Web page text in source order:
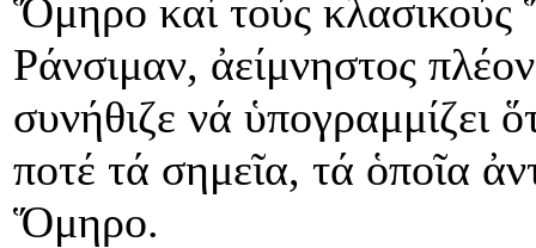
Ὅμηρο καί τούς
Ράνσιμαν, ἀείμνηστος
συνήθιζε νά
ποτέ τά σημεῖα, τά ὁποῖα
Ὅμηρο.